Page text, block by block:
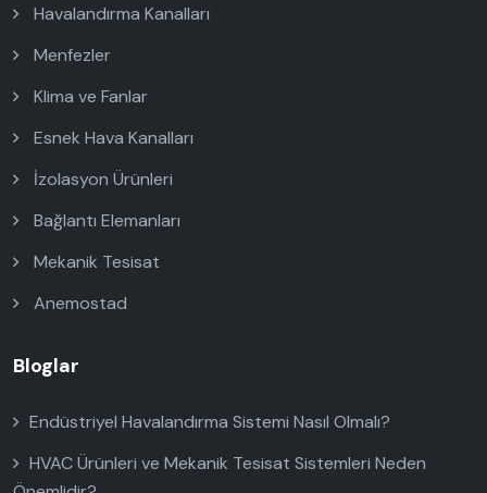
Havalandırma Kanalları
Menfezler
Klima ve Fanlar
Esnek Hava Kanalları
İzolasyon Ürünleri
Bağlantı Elemanları
Mekanik Tesisat
Anemostad
Bloglar
Endüstriyel Havalandırma Sistemi Nasıl Olmalı?
HVAC Ürünleri ve Mekanik Tesisat Sistemleri Neden